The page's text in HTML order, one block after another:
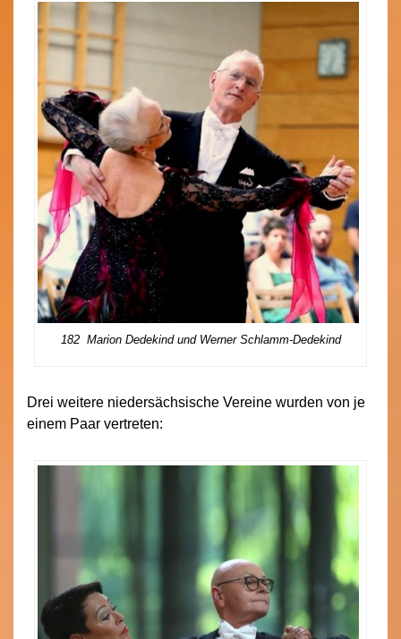
182 Marion Dedekind und Werner Schlamm-Dedekind
Drei weitere niedersächsische Vereine wurden von je
einem Paar vertreten: